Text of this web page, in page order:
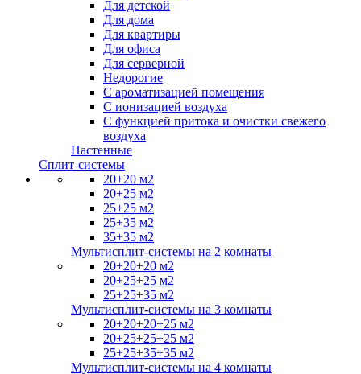
Для детской
Для дома
Для квартиры
Для офиса
Для серверной
Недорогие
С ароматизацией помещения
С ионизацией воздуха
С функцией притока и очистки свежего
воздуха
Настенные
Сплит-системы
20+20 м2
20+25 м2
25+25 м2
25+35 м2
35+35 м2
Мультисплит-системы на 2 комнаты
20+20+20 м2
20+25+25 м2
25+25+35 м2
Мультисплит-системы на 3 комнаты
20+20+20+25 м2
20+25+25+25 м2
25+25+35+35 м2
Мультисплит-системы на 4 комнаты